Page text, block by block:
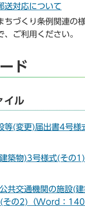
送対応について
ちづくり条例関連の
、ご利用ください。
ド
イル
等(変更)届出書4号様
築物)3号様式(その
共交通機関の施設(
その2)（Word：